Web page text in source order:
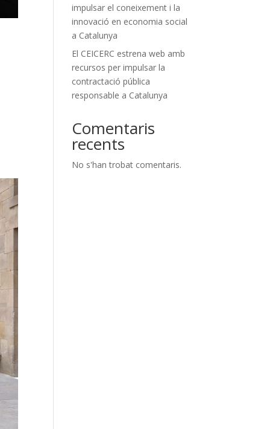
impulsar el coneixement i la
innovació en economia social
a Catalunya
El CEICERC estrena web amb
recursos per impulsar la
contractació pública
responsable a Catalunya
Comentaris
recents
No s'han trobat comentaris.